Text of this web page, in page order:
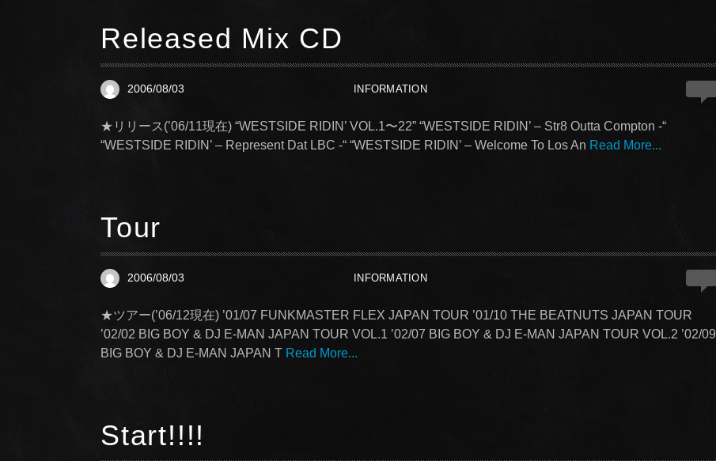
Released Mix CD
2006/08/03 INFORMATION
★リリース(’06/11現在) “WESTSIDE RIDIN’ VOL.1〜22” “WESTSIDE RIDIN’ – Str8 Outta Compton -“
“WESTSIDE RIDIN’ – Represent Dat LBC -“ “WESTSIDE RIDIN’ – Welcome To Los An Read More...
Tour
2006/08/03 INFORMATION
★ツアー(’06/12現在) ’01/07 FUNKMASTER FLEX JAPAN TOUR ’01/10 THE BEATNUTS JAPAN TOUR
’02/02 BIG BOY & DJ E-MAN JAPAN TOUR VOL.1 ’02/07 BIG BOY & DJ E-MAN JAPAN TOUR VOL.2 ’02/09
BIG BOY & DJ E-MAN JAPAN T Read More...
Start!!!!